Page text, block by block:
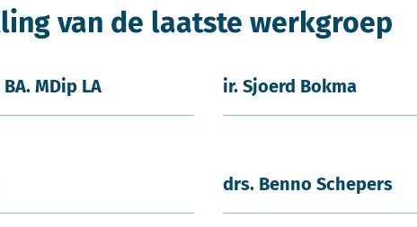
van de laatste werkgroep
MDip LA ir. Sjoerd Bokma
drs. Benno Schepers